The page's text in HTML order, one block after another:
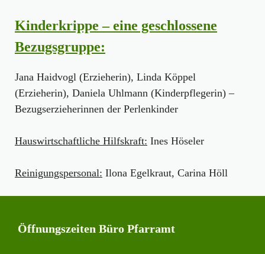
Kinderkrippe – eine geschlossene
Bezugsgruppe:
Jana Haidvogl (Erzieherin), Linda Köppel
(Erzieherin), Daniela Uhlmann (Kinderpflegerin) –
Bezugserzieherinnen der Perlenkinder
Hauswirtschaftliche Hilfskraft: Ines Höseler
Reinigungspersonal: Ilona Egelkraut, Carina Höll
Öffnungszeiten Büro Pfarramt